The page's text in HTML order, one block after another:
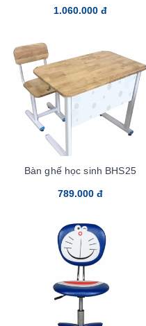
1.060.000 đ
Bàn ghế học sinh BHS25
789.000 đ